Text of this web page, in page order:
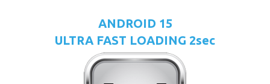
ANDROID 15
ULTRA FAST LOADING 2sec